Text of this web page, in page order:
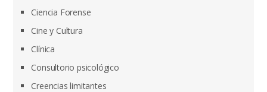
Ciencia Forense
Cine y Cultura
Clínica
Consultorio psicológico
Creencias limitantes